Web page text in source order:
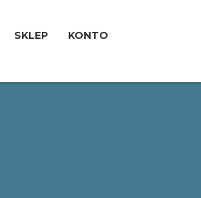
SKLEP KONTO